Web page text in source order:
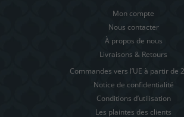
Mon compte
Nous contacter
À propos de nous
Livraisons & Retours
Commandes vers l’UE à partir de
Notice de confidentialité
Conditions d’utilisation
Les plaintes des clients